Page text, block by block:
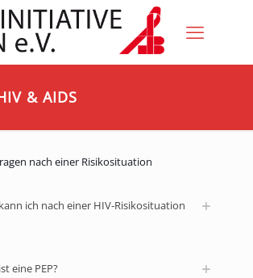
& AIDS
nach einer Risikosituation
ich nach einer HIV-Risikosituation
eine PEP?